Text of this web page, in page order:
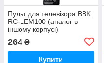
Пульт для телевізора BBK
RC-LEM100 (аналог в
іншому корпусі)
264 ₴
Купити